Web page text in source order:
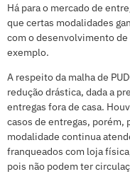
Há para o mercado de
que certas modalidades
com o desenvolvimento de
exemplo.
A respeito da malha de
redução drástica, dada a
entregas fora de casa.
casos de entregas, porém,
modalidade continua
franqueados com loja
pois não podem ter